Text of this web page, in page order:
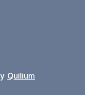
Quilium